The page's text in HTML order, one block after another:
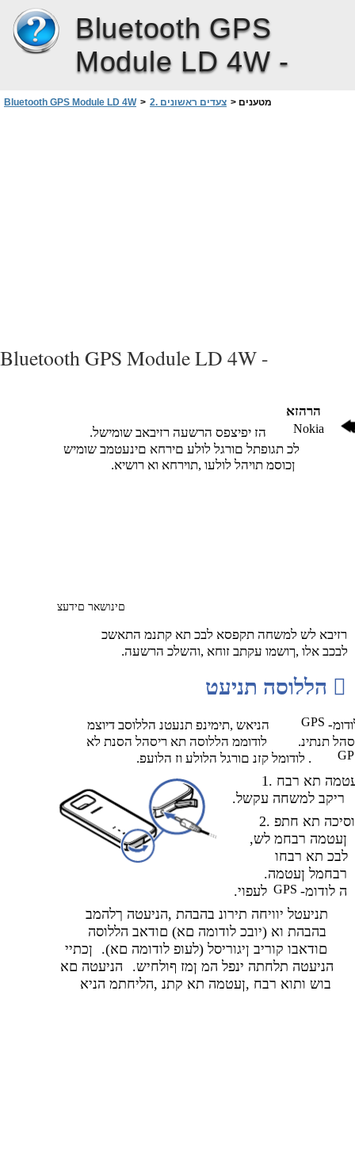
Bluetooth GPS
Module LD 4W -
Bluetooth GPS Module LD 4W > 2. צעדים ראשונים > מטענים
Bluetooth GPS Module LD 4W -
הרהזא
.הז יפיצפס הרשעה רזיבאב שומישל
Nokia
לכ תגופתל םורגל לולע םירחא םינעטמב שומיש
.ןכוסמ תויהל לולעו ,תוירחא וא רושיא
םינושאר םידעצ
רזיבא לש למשחה תקפסא לבכ תא קתנמ התאשכ
.לבכב אלו ,ךושמו עקתב זוחא ,והשלכ הרשעה

הניאש ,תימינפ תנעטנ הללוסב דיוצמ GPS
לודוממ הללוסה תא ריסהל הסנת לא
תנתינ
.לודומל קזנ םורגל הלולע וז הלועפ .
תא רבח .1
.ריקב למשחה עקשל
תא חתפ .2
,ןעטמה רבחמ לש
לבכ תא רבחו
.רבחמל ןעטמה
.לעפוי GPS
-ה לודומ
תניעטל יוויחה תירונ בהבהת ,הניעטה ךלהמב
בהבהת וא (יובכ לודומה םא) םודאב הללוסה
ןכתיי
.(לעופ לודומה םא) םודאבו קוריב ןיגוריסל
הניעטה םא
.הניעטה תלחתה ינפל המ ןמז ףולחיש
בוש ותוא רבח ,ןעטמה תא קתנ ,הליחתמ הניא